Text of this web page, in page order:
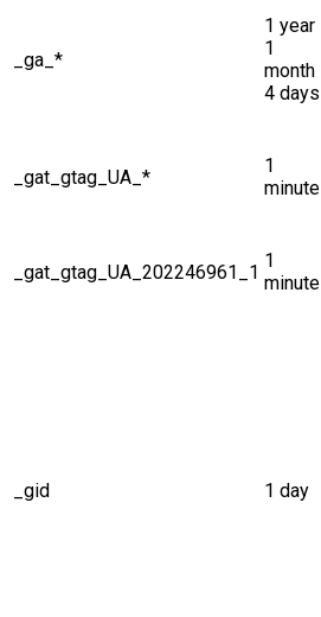
_ga_*
1 year
1
month
4 days
_gat_gtag_UA_*
1
minute
_gat_gtag_UA_202246961_1
1
minute
_gid 1 day